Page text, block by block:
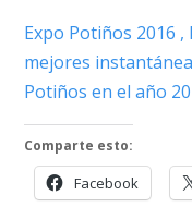
Expo Potiños 2016
mejores
Potiños en el año
Comparte esto:
Facebook